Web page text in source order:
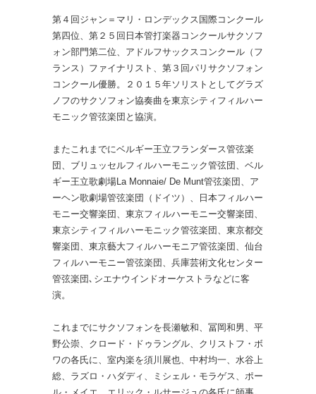
第４回ジャン＝マリ・ロンデックス国際コンクール
第四位、第２５回日本管打楽器コンクールサクソフ
ォン部門第二位、アドルフサックスコンクール（フ
ランス）ファイナリスト、第３回パリサクソフォン
コンクール優勝。２０１５年ソリストとしてグラズ
ノフのサクソフォン協奏曲を東京シティフィルハー
モニック管弦楽団と協演。
またこれまでにベルギー王立フランダース管弦楽
団、ブリュッセルフィルハーモニック管弦団、ベル
ギー王立歌劇場La Monnaie/ De Munt管弦楽団、ア
ーヘン歌劇場管弦楽団（ドイツ）、日本フィルハー
モニー交響楽団、東京フィルハーモニー交響楽団、
東京シティフィルハーモニック管弦楽団、東京都交
響楽団、東京藝大フィルハーモニア管弦楽団、仙台
フィルハーモニー管弦楽団、兵庫芸術文化センター
管弦楽団､シエナウインドオーケストラなどに客
演。
これまでにサクソフォンを長瀬敏和、冨岡和男、平
野公崇、クロード・ドゥラングル、クリストフ・ボ
ワの各氏に、室内楽を須川展也、中村均一、水谷上
総、ラズロ・ハダディ、ミシェル・モラゲス、ポー